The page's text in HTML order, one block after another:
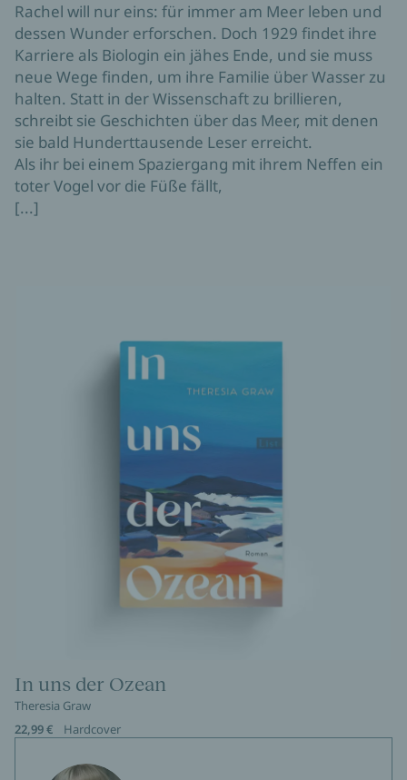
Rachel will nur eins: für immer am Meer leben und
dessen Wunder erforschen. Doch 1929 findet ihre
Karriere als Biologin ein jähes Ende, und sie muss
neue Wege finden, um ihre Familie über Wasser zu
halten. Statt in der Wissenschaft zu brillieren,
schreibt sie Geschichten über das Meer, mit denen
sie bald Hunderttausende Leser erreicht.
Als ihr bei einem Spaziergang mit ihrem Neffen ein
toter Vogel vor die Füße fällt,
[...]
In uns der Ozean
Theresia Graw
22,99 €
Hardcover